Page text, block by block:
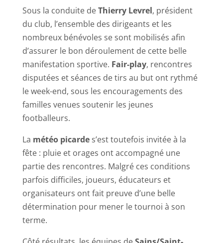
Sous la conduite deThierry Levrel, président
du club, l’ensemble des dirigeants et les
nombreux bénévoles se sont mobilisés afin
d’assurer le bon déroulement de cette belle
manifestation sportive. Fair-play, rencontres
disputées et séances de tirs au but ont rythmé
le week-end, sous les encouragements des
familles venues soutenir les jeunes
footballeurs.
La météo picardes’est toutefois invitée à la
fête : pluie et orages ont accompagné une
partie des rencontres. Malgré ces conditions
parfois difficiles, joueurs, éducateurs et
organisateurs ont fait preuve d’une belle
détermination pour mener le tournoi à son
terme.